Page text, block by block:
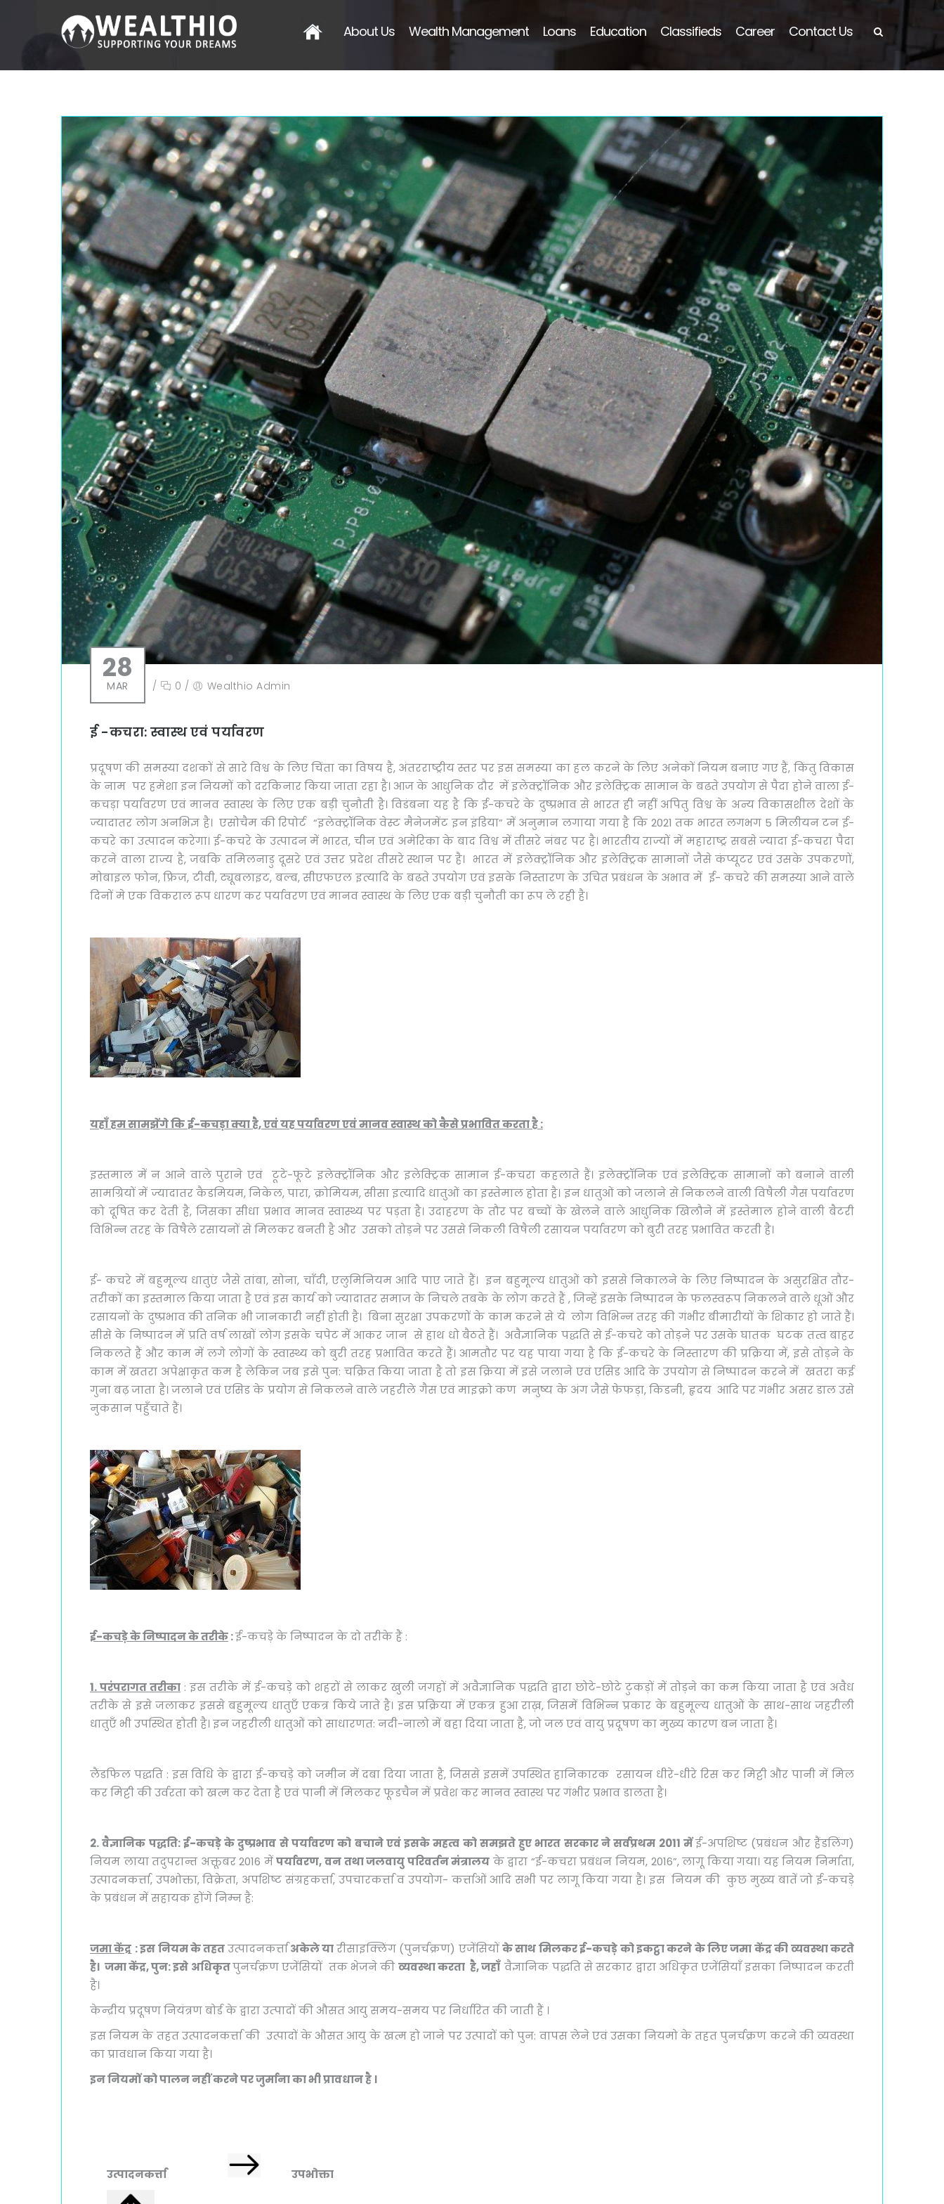
About Us Wealth Management Loans Education Classifieds Career Contact Us
28
MAR / 0 / Wealthio Admin
ई -कचरा: स्वास्थ एवं पर्यावरण
प्रदूषण की समस्या दशकों से सारे विश्व के लिए चिंता का विषय है, अंतरराष्ट्रीय स्तर पर इस समस्या का हल करने के लिए अनेकों नियम बनाए गए हैं, किंतु विकास
के नाम पर हमेशा इन नियमों को दरकिनार किया जाता रहा है। आज के आधुनिक दौर में इलेक्ट्रॉनिक और इलेक्ट्रिक सामान के बढते उपयोग से पैदा होने वाला ई-
कचड़ा पर्यावरण एवं मानव स्वास्थ के लिए एक बड़ी चुनौती है। विडंबना यह है कि ई-कचरे के दुष्प्रभाव से भारत ही नहीं अपितु विश्व के अन्य विकासशील देशों के
ज्यादातर लोग अनभिज्ञ है। एसोचैम की रिपोर्ट “इलेक्ट्रॉनिक वेस्ट मैनेजमेंट इन इंडिया” में अनुमान लगाया गया है कि 2021 तक भारत लगभग 5 मिलीयन टन ई-
कचरे का उत्पादन करेगा। ई-कचरे के उत्पादन में भारत, चीन एवं अमेरिका के बाद विश्व में तीसरे नंबर पर है। भारतीय राज्यों में महाराष्ट्र सबसे ज्यादा ई-कचरा पैदा
करने वाला राज्य है, जबकि तमिलनाडु दूसरे एवं उत्तर प्रदेश तीसरे स्थान पर है। भारत में इलेक्ट्रॉनिक और इलेक्ट्रिक सामानों जैसे कंप्यूटर एवं उसके उपकरणों,
मोबाइल फोन, फ्रिज, टीवी, ट्यूबलाइट, बल्ब, सीएफएल इत्यादि के बढते उपयोग एवं इसके निस्तारण के उचित प्रबंधन के अभाव में ई- कचरे की समस्या आने वाले
दिनों मे एक विकराल रूप धारण कर पर्यावरण एवं मानव स्वास्थ के लिए एक बड़ी चुनौती का रूप ले रही है।
यहाँ हम सामझेंगे किई-कचड़ा क्या है, एवं यह पर्यावरण एवं मानव स्वास्थ को कैसे प्रभावित करता है :
इस्तमाल में न आने वाले पुराने एवं टूटे-फूटे इलेक्ट्रॉनिक और इलेक्ट्रिक सामान ई-कचरा कहलाते हैं। इलेक्ट्रॉनिक एवं इलेक्ट्रिक सामानों को बनाने वाली
सामग्रियों में ज्यादातर कैडमियम, निकेल, पारा, क्रोमियम, सीसा इत्यादि धातुओं का इस्तेमाल होता है। इन धातुओं को जलाने से निकलने वाली विषैली गैस पर्यावरण
को दूषित कर देती है, जिसका सीधा प्रभाव मानव स्वास्थ्य पर पड़ता है। उदाहरण के तौर पर बच्चों के खेलने वाले आधुनिक खिलौने में इस्तेमाल होने वाली बैटरी
विभिन्न तरह के विषैले रसायनों से मिलकर बनती है और उसको तोड़ने पर उससे निकली विषैली रसायन पर्यावरण को बुरी तरह प्रभावित करती है।
ई- कचरे में बहुमूल्य धातुएं जैसे तांबा, सोना, चाँदी, एलुमिनियम आदि पाए जाते हैं। इन बहुमूल्य धातुओं को इससे निकालने के लिए निष्पादन के असुरक्षित तौर-
तरीकों का इस्तमाल किया जाता है एवं इस कार्य को ज्यादातर समाज के निचले तबके के लोग करते हैं , जिन्हें इसके निष्पादन के फलस्वरूप निकलने वाले धूओं और
रसायनों के दुष्प्रभाव की तनिक भी जानकारी नहीं होती है। बिना सुरक्षा उपकरणों के काम करने से ये लोग विभिन्न तरह की गंभीर बीमारीयों के शिकार हो जाते हैं।
सीसे के निष्पादन में प्रति वर्ष लाखों लोग इसके चपेट में आकर जान से हाथ धो बैठते हैं। अवैज्ञानिक पद्धति से ई-कचरे को तोड़ने पर उसके घातक घटक तत्व बाहर
निकलते हैं और काम में लगे लोगों के स्वास्थ्य को बुरी तरह प्रभावित करते हैं। आमतौर पर यह पाया गया है कि ई-कचरे के निस्तारण की प्रक्रिया में, इसे तोड़ने के
काम में खतरा अपेक्षाकृत कम है लेकिन जब इसे पुन: चक्रित किया जाता है तो इस क्रिया में इसे जलाने एवं एसिड आदि के उपयोग से निष्पादन करने में खतरा कई
गुना बढ़ जाता है। जलाने एवं एसिड के प्रयोग से निकलने वाले जहरीले गैस एवं माइक्रो कण मनुष्य के अंग जैसे फेफड़ा, किडनी, हृदय आदि पर गंभीर असर डाल उसे
नुकसान पहुँचाते हैं।
ई-कचड़े के निष्पादन के तरीके:ई-कचड़े के निष्पादन के दो तरीके हैं :
1. परंपरागत तरीका : इस तरीके में ई-कचड़े को शहरों से लाकर खुली जगहों में अवैज्ञानिक पद्धति द्वारा छोटे-छोटे टुकड़ों में तोड़ने का कम किया जाता है एवं अवैध
तरीके से इसे जलाकर इससे बहुमूल्य धातुएँ एकत्र किये जाते है। इस प्रक्रिया में एकत्र हुआ राख़, जिसमें विभिन्न प्रकार के बहुमूल्य धातुओं के साथ-साथ जहरीली
धातुएँ भी उपस्थित होती है। इन जहरीली धातुओं को साधारणत: नदी-नालो में बहा दिया जाता है, जो जल एवं वायु प्रदूषण का मुख्य कारण बन जाता है।
लैंडफिल पद्धति : इस विधि के द्वारा ई-कचड़े को जमीन में दबा दिया जाता है, जिससे इसमें उपस्थित हानिकारक रसायन धीरे-धीरे रिस कर मिट्टी और पानी में मिल
कर मिट्टी की उर्वरता को खत्म कर देता है एवं पानी में मिलकर फूडचैन में प्रवेश कर मानव स्वास्थ पर गंभीर प्रभाव डालता है।
2. वैज्ञानिक पद्धति: ई-कचड़े के दुष्प्रभाव से पर्यावरण को बचाने एवं इसके महत्व को समझते हुए भारत सरकार ने सर्वप्रथम 2011 मेंई-अपशिष्ट (प्रबंधन और हैंडलिंग)
नियम लाया तदुपरान्त अक्तूबर 2016 मेंपर्यावरण, वन तथा जलवायु परिवर्तन मंत्रालय के द्वारा “ई-कचरा प्रबंधन नियम, 2016”, लागू किया गया। यह नियम निर्माता,
उत्पादनकर्त्ता, उपभोक्ता, विक्रेता, अपशिष्ट संग्रहकर्त्ता, उपचारकर्त्ता व उपयोग- कर्त्ताओं आदि सभी पर लागू किया गया है। इस नियम की कुछ मुख्य बातें जो ई-कचड़े
के प्रबंधन में सहायक होंगे निम्न है:
जमा केंद्र :इस नियम के तहतउत्पादनकर्त्ताअकेले यारीसाइक्लिंग (पुनर्चक्रण) एजेंसियोंके साथ मिलकर ई-कचड़े को इकट्ठा करने के लिए जमा केंद्र की व्यवस्था करते
है। जमा केंद्र,पुन: इसे अधिकृतपुनर्चक्रण एजेंसियों तक भेजने की व्यवस्था करता है,जहाँवैज्ञानिक पद्धति से सरकार द्वारा अधिकृत एजेंसियाँ इसका निष्पादन करती
है।
केन्‍द्रीय प्रदूषण नियंत्रण बोर्ड के द्वारा उत्‍पादों की औसत आयु समय-समय पर निर्धारित की जाती हैं ।
इस नियम के तहत उत्पादनकर्त्ता की उत्पादों के औसत आयु के खत्म हो जाने पर उत्पादों को पुन: वापस लेने एवं उसका नियमो के तहत पुनर्चक्रण करने की व्यवस्था
का प्रावधान किया गया है।
इन नियमों को पालन नहीं करने पर जुर्माना का भी प्रावधान है ।
उत्पादनकर्त्ता उपभोक्ता